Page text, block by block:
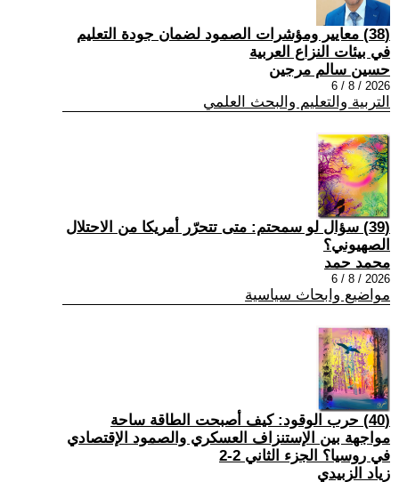
(38) معايير ومؤشرات الصمود لضمان جودة التعليم
في بيئات النزاع العربية
حسين سالم مرجين
2026 / 8 / 6
التربية والتعليم والبحث العلمي
(39) سؤال لو سمحتم: متى تتحرّر أمريكا من الاحتلال
الصهيوني؟
محمد حمد
2026 / 8 / 6
مواضيع وابحاث سياسية
(40) حرب الوقود: كيف أصبحت الطاقة ساحة
مواجهة بين الإستنزاف العسكري والصمود الإقتصادي
في روسيا؟ الجزء الثاني 2-2
زياد الزبيدي